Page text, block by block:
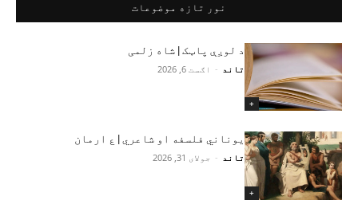
نور تازه موضوعات
+
د لوږې پاټک | شاه زلمی
تاند - اګست 6, 2026
+
یوناني فلسفه او شاعري | ع ارمان
تاند - جولای 31, 2026